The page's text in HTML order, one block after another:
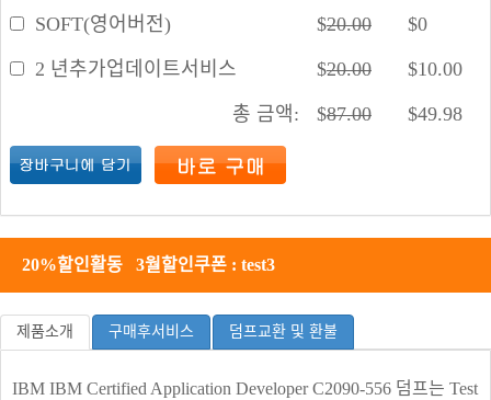
SOFT(영어버전) $20.00 $0
2 년추가업데이트서비스 $20.00 $10.00
총 금액: $87.00 $49.98
20%할인활동 3월할인쿠폰 : test3
제품소개 구매후서비스 덤프교환 및 환불
IBM IBM Certified Application Developer C2090-556 덤프는 Test